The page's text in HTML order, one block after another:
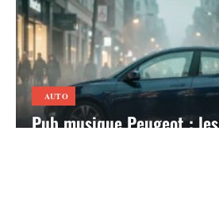
AUTO
Pub musique Peugeot :